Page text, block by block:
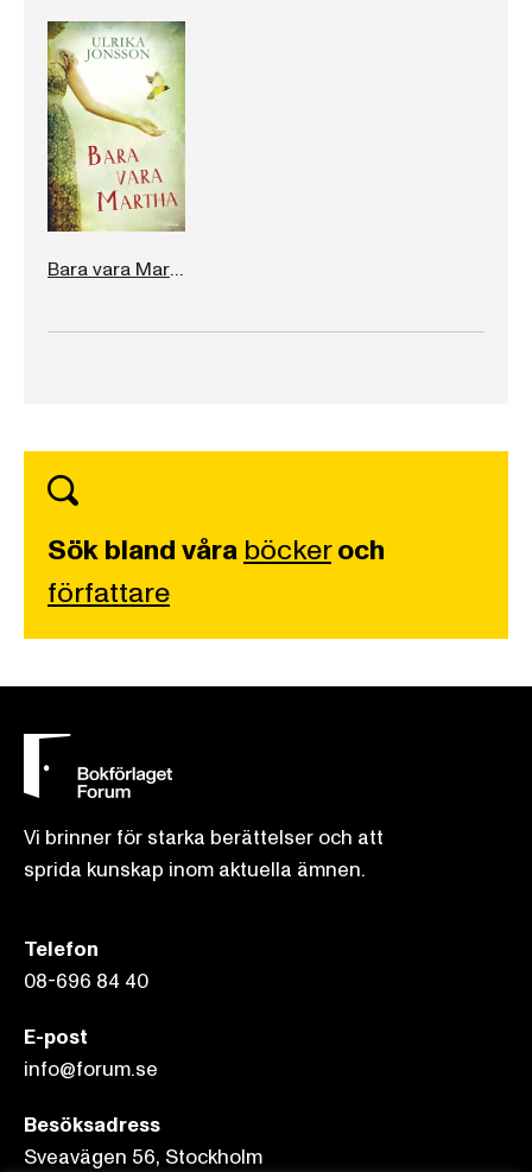
Bara vara Martha
Sök bland våra böckeroch
författare
Vi brinner för starka berättelser och att
sprida kunskap inom aktuella ämnen.
Telefon
08-696 84 40
E-post
info@forum.se
Besöksadress
Sveavägen 56, Stockholm